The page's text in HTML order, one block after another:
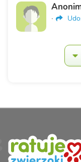
·